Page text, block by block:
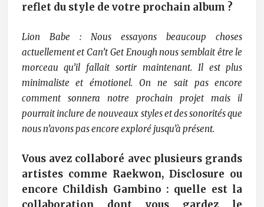
reflet du style de votre prochain album ?
Lion Babe : Nous essayons beaucoup choses
actuellement et Can’t Get Enough nous semblait être le
morceau qu’il fallait sortir maintenant. Il est plus
minimaliste et émotionel. On ne sait pas encore
comment sonnera notre prochain projet mais il
pourrait inclure de nouveaux styles et des sonorités que
nous n’avons pas encore exploré jusqu’à présent.
Vous avez collaboré avec plusieurs grands
artistes comme Raekwon, Disclosure ou
encore Childish Gambino : quelle est la